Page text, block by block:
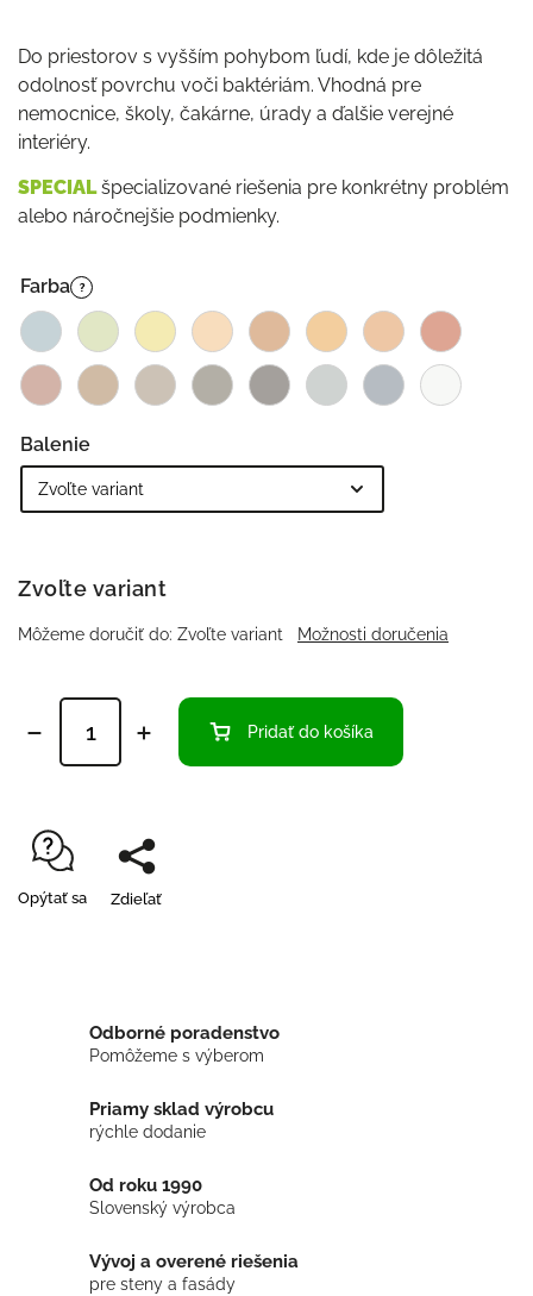
Do priestorov s vyšším pohybom ľudí, kde je dôležitá
odolnosť povrchu voči baktériám. Vhodná pre
nemocnice, školy, čakárne, úrady a ďalšie verejné
interiéry.
SPECIALšpecializované riešenia pre konkrétny problém
alebo náročnejšie podmienky.
Farba ?
Balenie
Zvoľte variant
Môžeme doručiť do: Zvoľte variant Možnosti doručenia
Pridať do košíka
Opýtať sa Zdieľať
Odborné poradenstvo
Pomôžeme s výberom
Priamy sklad výrobcu
rýchle dodanie
Od roku 1990
Slovenský výrobca
Vývoj a overené riešenia
pre steny a fasády